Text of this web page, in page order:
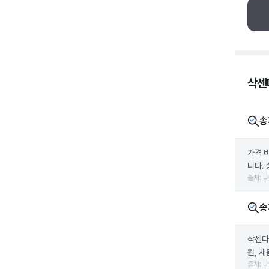
삭
가격
니다.
출처:
삭센
원, 새
출처: